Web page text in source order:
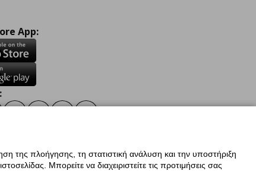
App:
της πλοήγησης, τη στατιστική ανάλυση και την υποστήριξη
Μπορείτε να διαχειριστείτε τις προτιμήσεις σας